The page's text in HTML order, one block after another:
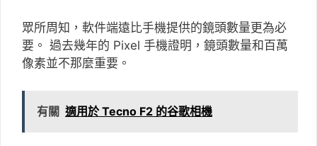
眾所周知，軟件端遠比手機提供的鏡頭數量更為必
要。 過去幾年的 Pixel 手機證明，鏡頭數量和百萬
像素並不那麼重要。
有關 適用於 Tecno F2 的谷歌相機